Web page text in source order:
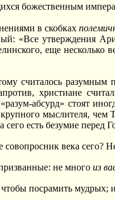
божественным
в скобках
«Все утверждения
еще несколько
считалось разумным
христиане
абсурд» стоят
мыслителя,
есть безумие перед
совопросник века сего?
не много из
посрамить мудрых;